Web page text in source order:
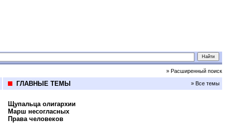
» Расширенный поиск
ГЛАВНЫЕ ТЕМЫ » Все темы
Щупальца олигархии
Марш несогласных
Права человеков